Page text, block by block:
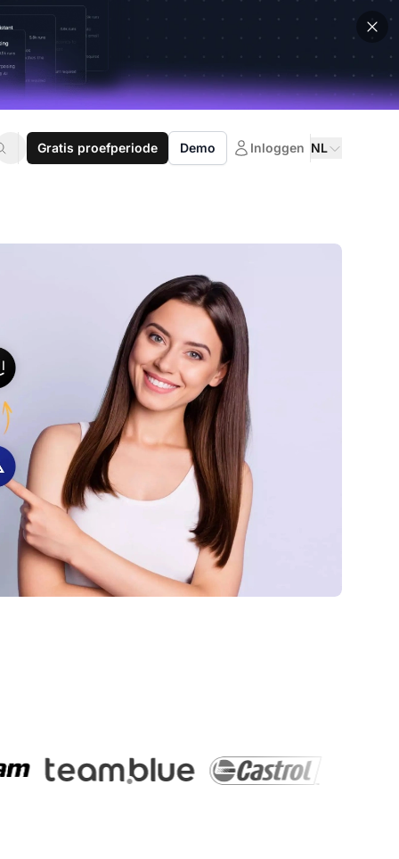
Gratis proefperiode Demo Inloggen NL